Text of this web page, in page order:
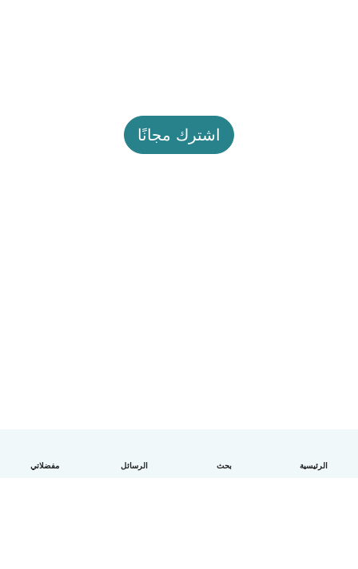
الرئيسية بحث الرسائل مفضلاتي
اشترك مجانًا